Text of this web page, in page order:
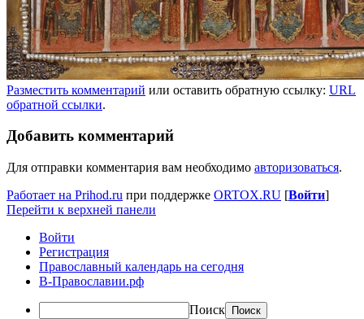
Разместить комментарий или оставить обратную ссылку: URL
обратной ссылки.
Добавить комментарий
Для отправки комментария вам необходимо авторизоваться.
Работает на Prihod.ru при поддержке ORTOX.RU [Войти]
Перейти к верхней панели
Войти
Регистрация
Православный календарь на сегодня
В-Православии.рф
Поиск